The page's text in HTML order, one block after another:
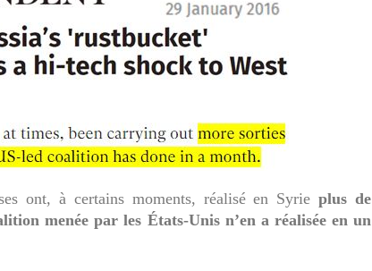
ont, à certains moments, réalisé en Syrieplus de
menée par les États-Unis n’en a réalisée en un